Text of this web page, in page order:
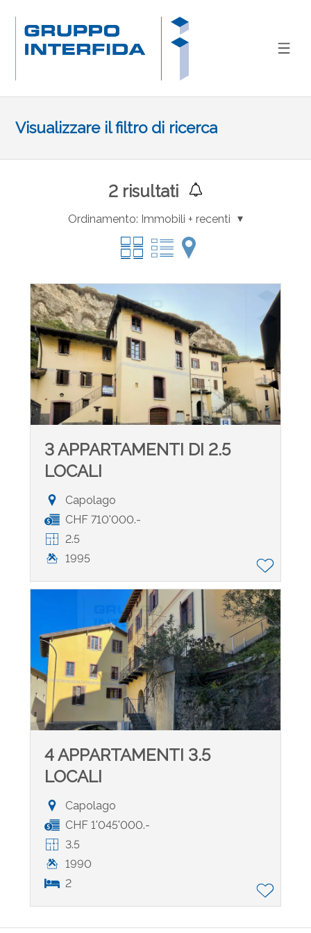
Visualizzare il filtro di ricerca
2risultati
Ordinamento: Immobili + recenti
3 APPARTAMENTI DI 2.5
LOCALI
Capolago
CHF 710'000.-
2.5
1995
4 APPARTAMENTI 3.5
LOCALI
Capolago
CHF 1'045'000.-
3.5
1990
2